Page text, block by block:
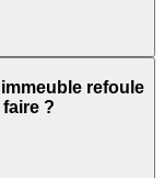
refoule
?